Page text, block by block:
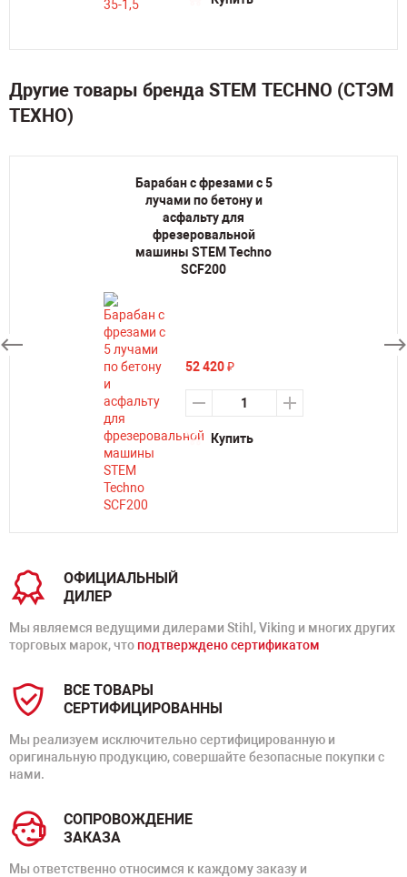
Другие товары бренда STEM TECHNO (СТЭМ
ТЕХНО)
Барабан с фрезами с 5
лучами по бетону и
асфальту для
фрезеровальной
машины STEM Techno
SCF200
52 420₽
Купить
ОФИЦИАЛЬНЫЙ
ДИЛЕР
Мы являемся ведущими дилерами Stihl, Viking и многих других
торговых марок, что подтверждено сертификатом
ВСЕ ТОВАРЫ
СЕРТИФИЦИРОВАННЫ
Мы реализуем исключительно сертифицированную и
оригинальную продукцию, совершайте безопасные покупки с
нами.
СОПРОВОЖДЕНИЕ
ЗАКАЗА
Мы ответственно относимся к каждому заказу и